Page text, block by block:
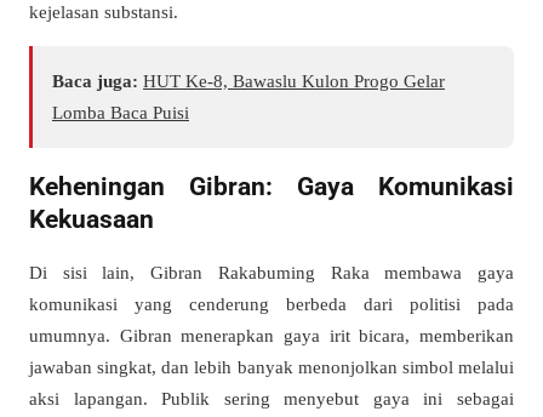
kejelasan substansi.
Baca juga: HUT Ke-8, Bawaslu Kulon Progo Gelar
Lomba Baca Puisi
Keheningan Gibran: Gaya Komunikasi
Kekuasaan
Di sisi lain, Gibran Rakabuming Raka membawa gaya
komunikasi yang cenderung berbeda dari politisi pada
umumnya. Gibran menerapkan gaya irit bicara, memberikan
jawaban singkat, dan lebih banyak menonjolkan simbol melalui
aksi lapangan. Publik sering menyebut gaya ini sebagai